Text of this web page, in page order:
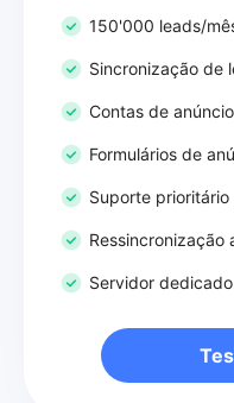
150'000 leads/
Sincronização de
Contas de
Formulários de
Suporte
Ressincronização
Servidor